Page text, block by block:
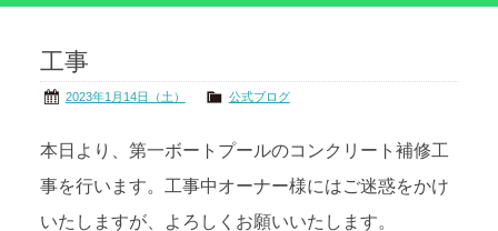
会社概要 リンク
工事
2023年1月14日（土） 公式ブログ
本日より、第一ボートプールのコンクリート補修工
事を行います。工事中オーナー様にはご迷惑をかけ
いたしますが、よろしくお願いいたします。